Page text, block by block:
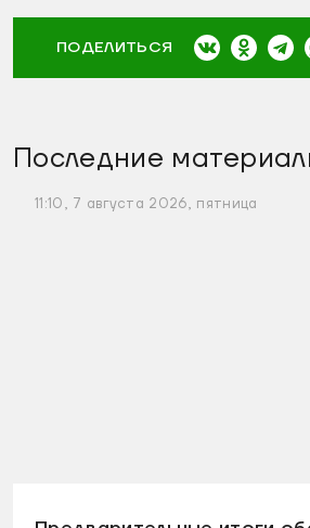
ПОДЕЛИТЬСЯ
Последние
11:10, 7 августа 2026, пятница